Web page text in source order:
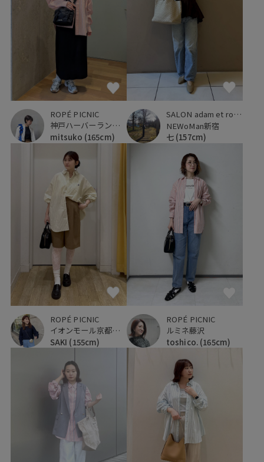
ROPÉ PICNIC
神戸ハーバーランドumie
mitsuko (165cm)
SALON adam et ropé
NEWoMan新宿
七 (157cm)
ROPÉ PICNIC
イオンモール京都桂川
SAKI (155cm)
ROPÉ PICNIC
ルミネ藤沢
toshico. (165cm)